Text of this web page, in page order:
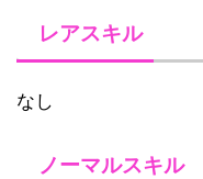
レアスキル
なし
ノーマルスキル